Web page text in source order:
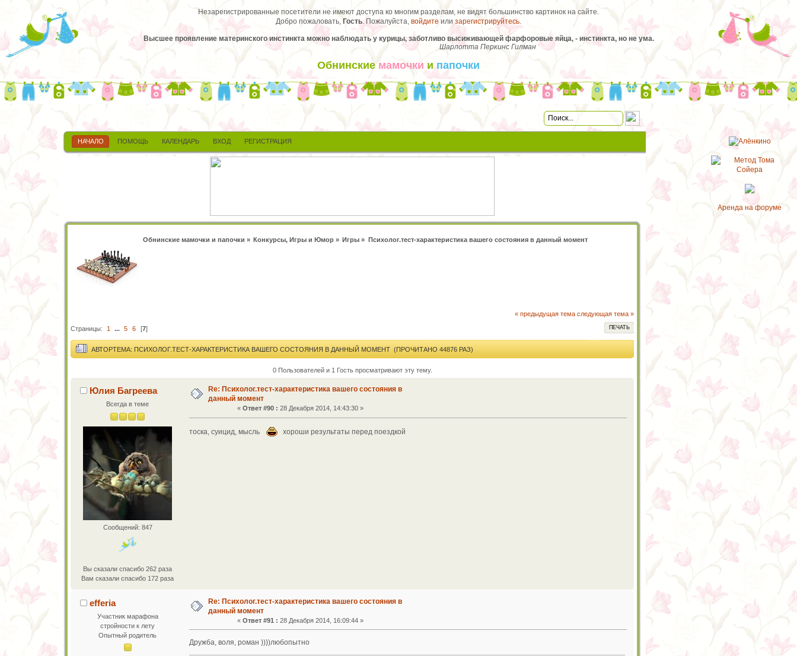
Незарегистрированные посетители не имеют доступа ко многим разделам, не видят большинство картинок на сайте.
Добро пожаловать, Гость. Пожалуйста, войдите илизарегистрируйтесь.
Высшее проявление материнского инстинкта можно наблюдать у курицы, заботливо высиживающей фарфоровые яйца, - инстинкта, но не ума.
Шарлотта Перкинс Гилман
Обнинские мамочки ипапочки
НАЧАЛО ПОМОЩЬ КАЛЕНДАРЬ ВХОД РЕГИСТРАЦИЯ
Обнинские мамочки и папочки » Конкурсы, Игры и Юмор» Игры » Психолог.тест-характеристика вашего состояния в данный момент
« предыдущая тема следующая тема »
ПЕЧАТЬ
Страницы: 1 ... 5 6 [7]
АВТОРТЕМА: ПСИХОЛОГ.ТЕСТ-ХАРАКТЕРИСТИКА ВАШЕГО СОСТОЯНИЯ В ДАННЫЙ МОМЕНТ (ПРОЧИТАНО 44876 РАЗ)
0 Пользователей и 1 Гость просматривают эту тему.
Юлия Багреева
Всегда в теме
Сообщений: 847
Вы сказали спасибо 262 раза
Вам сказали спасибо 172 раза
Re: Психолог.тест-характеристика вашего состояния в
данный момент
« Ответ #90 : 28 Декабря 2014, 14:43:30 »
тоска, суицид, мысль хороши результаты перед поездкой
efferia
Участник марафона
стройности к лету
Опытный родитель
Re: Психолог.тест-характеристика вашего состояния в
данный момент
« Ответ #91 : 28 Декабря 2014, 16:09:44 »
Дружба, воля, роман ))))любопытно
Аренда на форуме